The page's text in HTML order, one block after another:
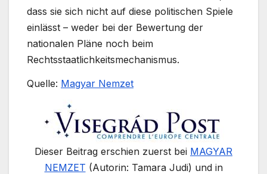
dass sie sich nicht auf diese politischen Spiele
einlässt – weder bei der Bewertung der
nationalen Pläne noch beim
Rechtsstaatlichkeitsmechanismus.
Quelle: Magyar Nemzet
Dieser Beitrag erschien zuerst bei MAGYAR
NEMZET (Autorin: Tamara Judi) und in